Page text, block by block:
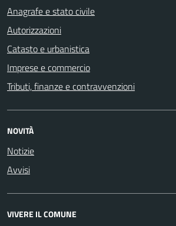
Anagrafe e stato civile
Autorizzazioni
Catasto e urbanistica
Imprese e commercio
Tributi, finanze e contravvenzioni
NOVITÀ
Notizie
Avvisi
VIVERE IL COMUNE